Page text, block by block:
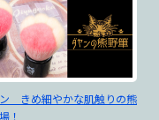
きめ細やかな肌触りの熊
！